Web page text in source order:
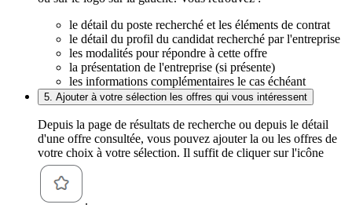
le détail du poste recherché et les éléments de contrat
le détail du profil du candidat recherché par l'entreprise
les modalités pour répondre à cette offre
la présentation de l'entreprise (si présente)
les informations complémentaires le cas échéant
5. Ajouter à votre sélection les offres qui vous intéressent
Depuis la page de résultats de recherche ou depuis le détail
d'une offre consultée, vous pouvez ajouter la ou les offres de
votre choix à votre sélection. Il suffit de cliquer sur l'icône
.